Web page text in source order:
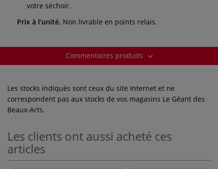
votre séchoir.
Prix à l’unité. Non livrable en points relais.
Commentaires produits
Les stocks indiqués sont ceux du site Internet et ne
correspondent pas aux stocks de vos magasins Le Géant des
Beaux-Arts.
Les clients ont aussi acheté ces
articles